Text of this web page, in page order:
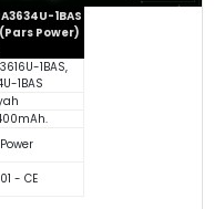
1BAS
Power)
1BAS,
1BAS
- CE